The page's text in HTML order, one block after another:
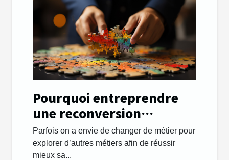
Pourquoi entreprendre
une reconversion
professionnelle et
changer de métier ?
Parfois on a envie de changer de métier pour
explorer d’autres métiers afin de réussir
mieux sa...